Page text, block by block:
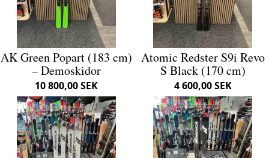
AK Green Popart (183 cm)
– Demoskidor
10 800,00 SEK
Atomic Redster S9i Revo
S Black (170 cm)
4 600,00 SEK